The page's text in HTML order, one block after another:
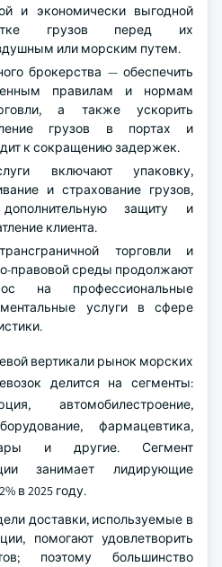
и экономически выгодной
грузов перед их
или морским путем.
брокерства — обеспечить
правилам и нормам
а также ускорить
грузов в портах и
к сокращению задержек.
включают упаковку,
и страхование грузов,
защиту и
клиента.
торговли и
правовой среды продолжают
на профессиональные
услуги в сфере
вертикали рынок морских
делится на сегменты:
автомобилестроение,
фармацевтика,
и другие. Сегмент
занимает лидирующие
в 2025 году.
доставки, используемые в
помогают удовлетворить
поэтому большинство